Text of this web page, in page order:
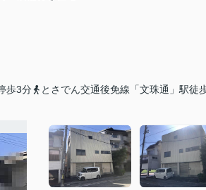
歩3分
とさでん交通後免線「文珠通」駅徒